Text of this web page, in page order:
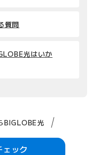
質問
光はいか
BIGLOBE光
ック